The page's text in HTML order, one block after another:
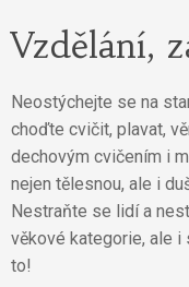
Vzdělání,
Neostýchejte se na
choďte cvičit, plavat,
dechovým cvičením i
nejen tělesnou, ale i
Nestraňte se lidí a
věkové kategorie, ale
to!